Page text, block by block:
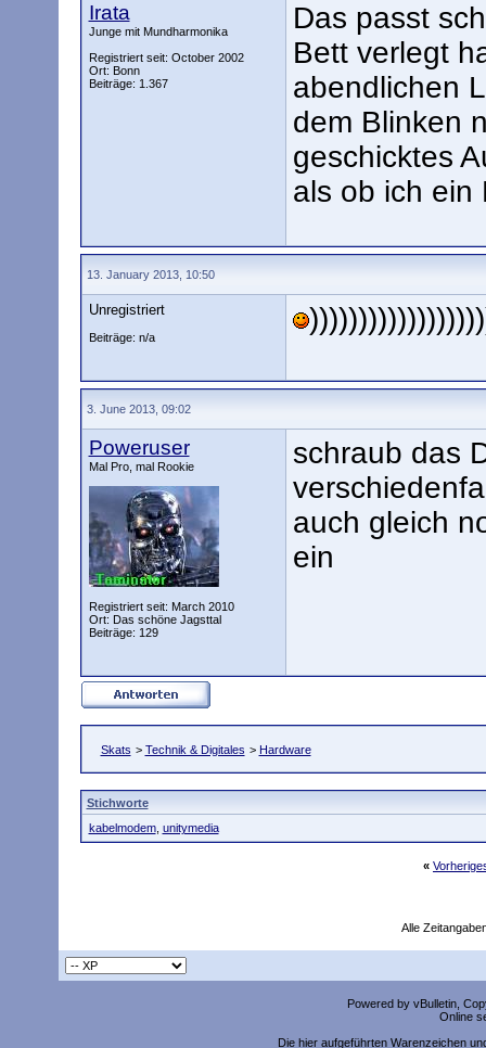
Irata
Junge mit Mundharmonika
Registriert seit: October 2002
Ort: Bonn
Beiträge: 1.367
Das passt
Bett verlegt
abendlichen
dem Blinken
geschicktes
als ob ich ein
13. January 2013, 10:50
Unregistriert
Beiträge: n/a
3. June 2013, 09:02
Poweruser
Mal Pro, mal Rookie
Registriert seit: March 2010
Ort: Das schöne Jagsttal
Beiträge: 129
schraub das
auch gleich
ein
Skats > Technik & Digitales > Hardware
Stichworte
kabelmodem, unitymedia
«
Alle
Powered by vBulletin,
Online
Die hier aufgeführten Warenzeichen